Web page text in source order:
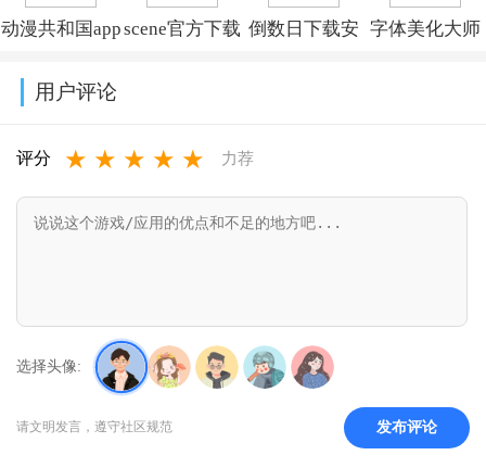
动漫共和国appscene官方下载 倒数日下载安 字体美化大师
用户评论
评分 ★ ★ ★ ★ ★ 力荐
选择头像:
请文明发言，遵守社区规范 发布评论